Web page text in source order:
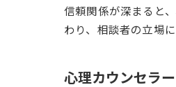
信頼関係が深まると
わり、相談者の立場
心理カウンセラ